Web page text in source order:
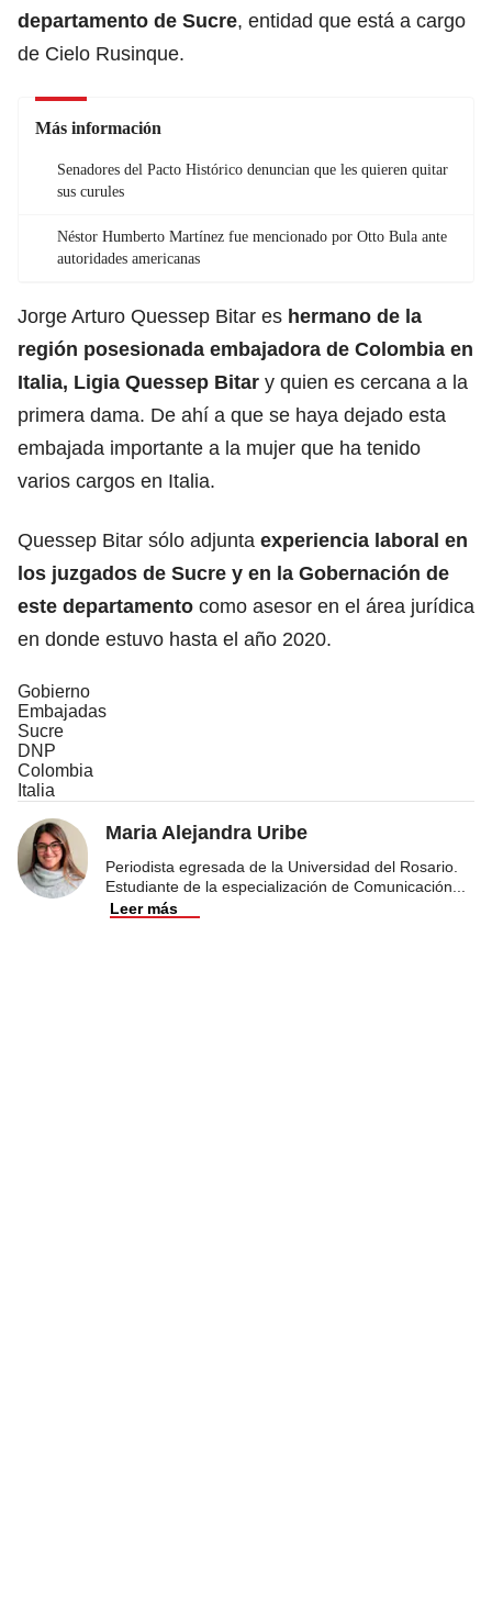
departamento de Sucre, entidad que está a cargo
de Cielo Rusinque.
Más información
Senadores del Pacto Histórico denuncian que les quieren quitar
sus curules
Néstor Humberto Martínez fue mencionado por Otto Bula ante
autoridades americanas
Jorge Arturo Quessep Bitar es hermano de la
región posesionada embajadora de Colombia en
Italia, Ligia Quessep Bitar y quien es cercana a la
primera dama. De ahí a que se haya dejado esta
embajada importante a la mujer que ha tenido
varios cargos en Italia.
Quessep Bitar sólo adjunta experiencia laboral en
los juzgados de Sucre y en la Gobernación de
este departamento como asesor en el área jurídica
en donde estuvo hasta el año 2020.
Gobierno
Embajadas
Sucre
DNP
Colombia
Italia
Maria Alejandra Uribe
Periodista egresada de la Universidad del Rosario.
Estudiante de la especialización de Comunicación
Leer más